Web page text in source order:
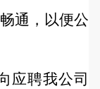
通，以便公
应聘我公司